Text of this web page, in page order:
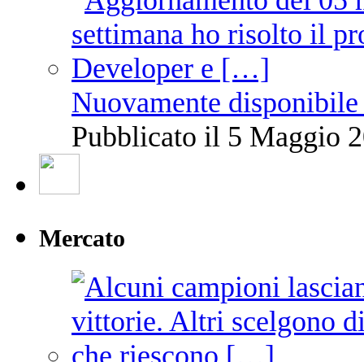
Nuovamente
Pubblicato il 5 Maggio
Mercato